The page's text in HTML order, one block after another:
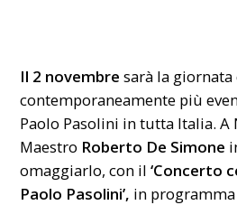
Il 2 novembresarà la
contemporaneamente più
Paolo Pasolini in tutta Italia. A
Maestro Roberto De Simone
omaggiarlo, con il‘Concerto
Paolo Pasolini’, in